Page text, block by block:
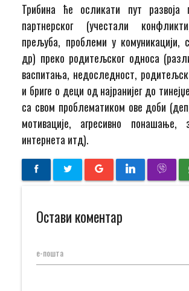
Трибина ће осликати пут развоја
партнерског (учестали
прељуба, проблеми у комуникацији,
др) преко родитељског односа
васпитања, недоследност,
и бриге о деци од најранијег до
са свом проблематиком ове доби
мотивације, агресивно понашање,
интернета итд).
Остави коментар
е-пошта